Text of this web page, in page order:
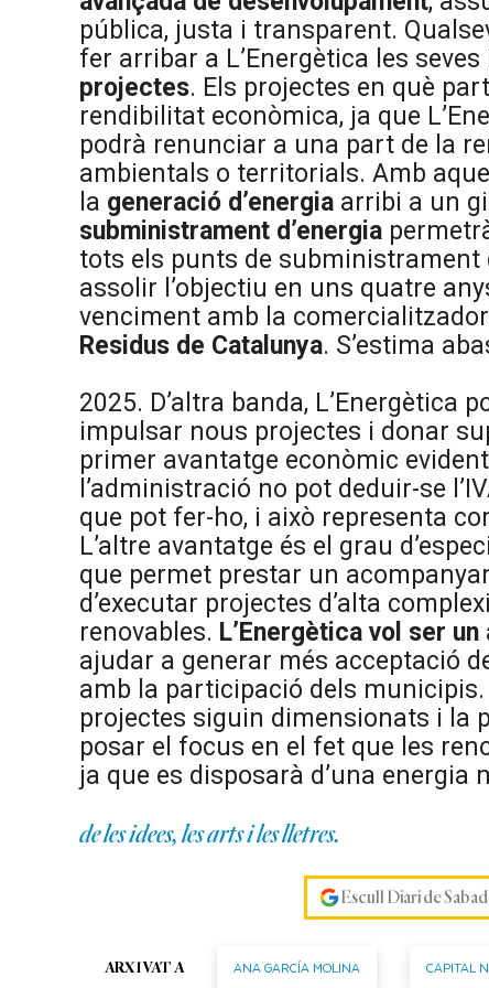
pública, justa i transparent.
fer arribar a L’Energètica les
projectes. Els projectes en què
rendibilitat econòmica, ja que
podrà renunciar a una part de la
ambientals o territorials. Amb
la generació d’energia arribi a un
subministrament d’energia
tots els punts de subministrament
assolir l’objectiu en uns quatre
venciment amb la
Residus de Catalunya. S’estima
2025. D’altra banda, L’Energètica
impulsar nous projectes i donar
primer avantatge econòmic
l’administració no pot deduir-se
que pot fer-ho, i això representa
L’altre avantatge és el grau
que permet prestar un
d’executar projectes d’alta
renovables. L’Energètica vol ser
ajudar a generar més acceptació
amb la participació dels
projectes siguin dimensionats i la
posar el focus en el fet que les
ja que es disposarà d’una energia
de les idees, les arts i les lletres.
Escull Diari de
ARXIVAT A ANA GARCÍA MOLINA CAPITAL